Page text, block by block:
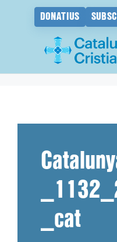
DONATIUS
_cat